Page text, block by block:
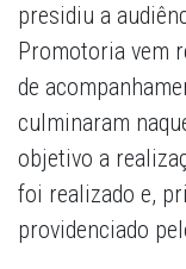
presidiu a
Promotoria vem
de
culminaram
objetivo a
foi realizado e,
providenciado